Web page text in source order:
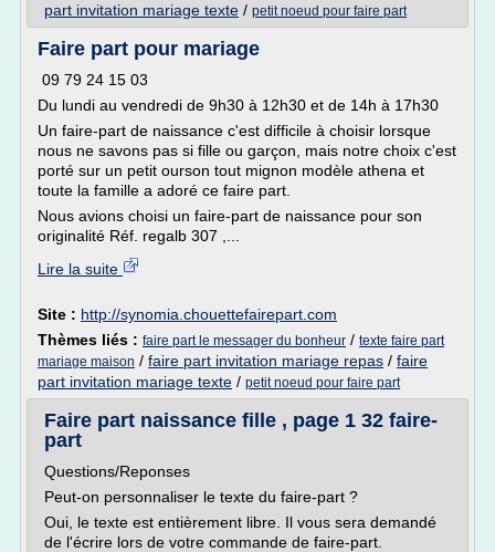
part invitation mariage texte / petit noeud pour faire part
Faire part pour mariage
09 79 24 15 03
Du lundi au vendredi de 9h30 à 12h30 et de 14h à 17h30
Un faire-part de naissance c'est difficile à choisir lorsque
nous ne savons pas si fille ou garçon, mais notre choix c'est
porté sur un petit ourson tout mignon modèle athena et
toute la famille a adoré ce faire part.
Nous avions choisi un faire-part de naissance pour son
originalité Réf. regalb 307 ,...
Lire la suite
Site : http://synomia.chouettefairepart.com
Thèmes liés : faire part le messager du bonheur / texte faire part
mariage maison / faire part invitation mariage repas / faire
part invitation mariage texte / petit noeud pour faire part
Faire part naissance fille , page 1 32 faire-
part
Questions/Reponses
Peut-on personnaliser le texte du faire-part ?
Oui, le texte est entièrement libre. Il vous sera demandé
de l'écrire lors de votre commande de faire-part.